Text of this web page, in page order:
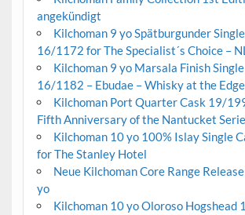
angekündigt
Kilchoman 9 yo Spätburgunder
16/1172 for The Specialist´s Choice –
Kilchoman 9 yo Marsala Finish
16/1182 – Ebudae – Whisky at the
Kilchoman Port Quarter Cask 19/
Fifth Anniversary of the Nantucket
Kilchoman 10 yo 100% Islay Single
for The Stanley Hotel
Neue Kilchoman Core Range
yo
Kilchoman 10 yo Oloroso Hogshead